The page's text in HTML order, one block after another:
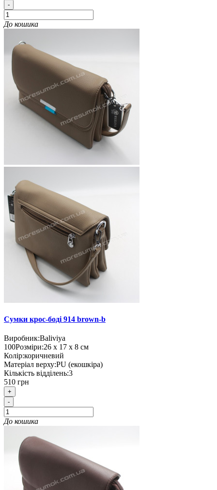
-
До кошика
Сумки крос-боді 914 brown-b
Виробник:Baliviya
100Розміри:26 х 17 х 8 см
Колір:коричневий
Матеріал верху:PU (екошкіра)
Кількість відділень:3
510 грн
+
-
До кошика